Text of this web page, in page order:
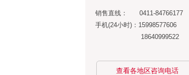
销售直线： 0411-84766177
手机(24小时)：15998577606
18640999522
查看各地区咨询电话